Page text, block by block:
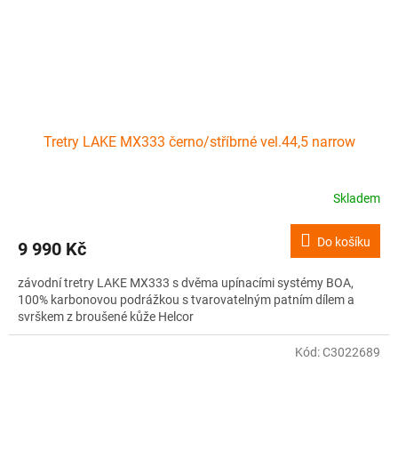
Tretry LAKE MX333 černo/stříbrné vel.44,5 narrow
Skladem
9 990 Kč Do košíku
závodní tretry LAKE MX333 s dvěma upínacími systémy BOA,
100% karbonovou podrážkou s tvarovatelným patním dílem a
svrškem z broušené kůže Helcor
Kód:C3022689